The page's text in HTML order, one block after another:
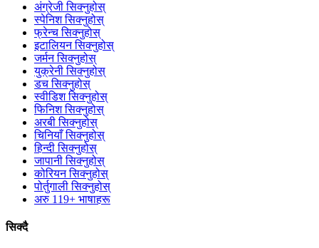
अंग्रेजी सिक्नुहोस्
स्पेनिश सिक्नुहोस्
फ्रेन्च सिक्नुहोस्
इटालियन सिक्नुहोस्
जर्मन सिक्नुहोस्
युक्रेनी सिक्नुहोस्
डच सिक्नुहोस्
स्वीडिश सिक्नुहोस्
फिनिश सिक्नुहोस्
अरबी सिक्नुहोस्
चिनियाँ सिक्नुहोस्
हिन्दी सिक्नुहोस्
जापानी सिक्नुहोस्
कोरियन सिक्नुहोस्
पोर्तुगाली सिक्नुहोस्
अरु 119+ भाषाहरू
सिक्दै